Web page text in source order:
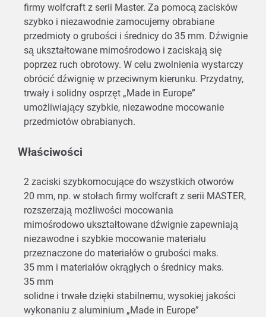
firmy wolfcraft z serii Master. Za pomocą zacisków
szybko i niezawodnie zamocujemy obrabiane
przedmioty o grubości i średnicy do 35 mm. Dźwignie
są ukształtowane mimośrodowo i zaciskają się
poprzez ruch obrotowy. W celu zwolnienia wystarczy
obrócić dźwignię w przeciwnym kierunku. Przydatny,
trwały i solidny osprzęt „Made in Europe”
umożliwiający szybkie, niezawodne mocowanie
przedmiotów obrabianych.
Właściwości
2 zaciski szybkomocujące do wszystkich otworów
20 mm, np. w stołach firmy wolfcraft z serii MASTER,
rozszerzają możliwości mocowania
mimośrodowo ukształtowane dźwignie zapewniają
niezawodne i szybkie mocowanie materiału
przeznaczone do materiałów o grubości maks.
35 mm i materiałów okrągłych o średnicy maks.
35 mm
solidne i trwałe dzięki stabilnemu, wysokiej jakości
wykonaniu z aluminium „Made in Europe”